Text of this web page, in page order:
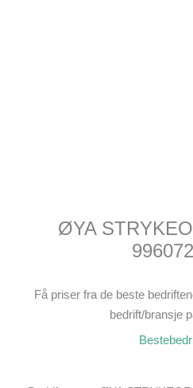
ØYA
Få priser fra de beste
bedrift/bransje